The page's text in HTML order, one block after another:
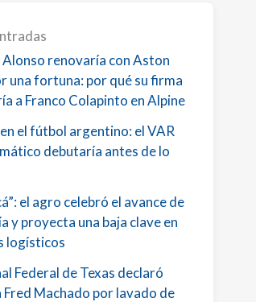
Alonso renovaría con Aston
una fortuna: por qué su firma
a Franco Colapinto en Alpine
el fútbol argentino: el VAR
debutaría antes de lo
el agro celebró el avance de
y proyecta una baja clave en
logísticos
Federal de Texas declaró
Fred Machado por lavado de